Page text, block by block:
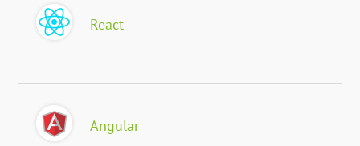
React
Angular